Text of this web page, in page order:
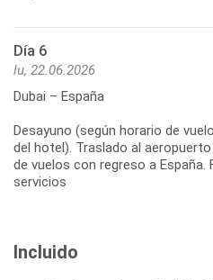
Día 6
lu, 22.06.2026
Dubai – España
Desayuno (según horario de
del hotel). Traslado al aeropuerto
de vuelos con regreso a España.
servicios
Incluido